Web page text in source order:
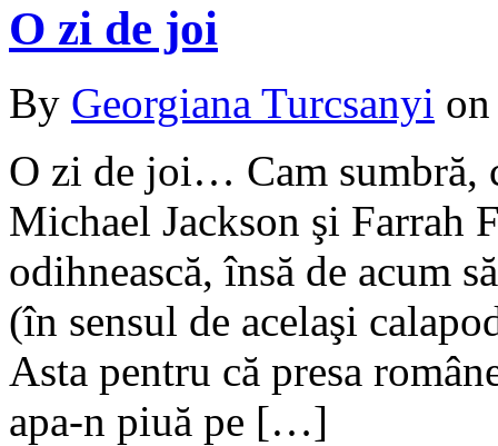
O zi de joi
By Georgiana Turcsanyi
O zi de joi… Cam sumbră,
Michael Jackson şi Farrah
odihnească, însă de acum
(în sensul de acelaşi
Asta pentru că presa
apa-n piuă pe […]